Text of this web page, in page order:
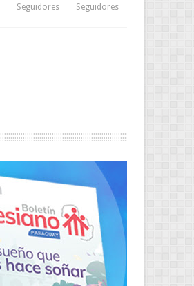
Seguidores Seguidores